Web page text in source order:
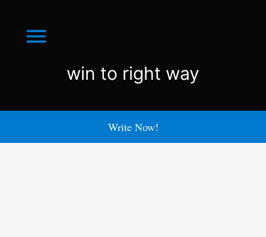
Menu
win
right
win to right way
Write Now!